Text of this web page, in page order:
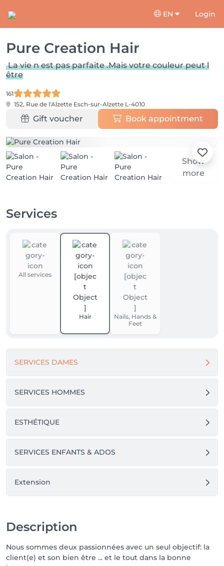
EN Login
Pure Creation Hair
La vie n est pas parfaite .Mais votre couleur peut l
être
161
152, Rue de l'Alzette Esch-sur-Alzette L-4010
Gift voucher Book appointment
Show
more
Services
All services
Hair
Nails, Hands &
Feet
SERVICES DAMES
SERVICES HOMMES
ESTHÉTIQUE
SERVICES ENFANTS & ADOS
Extension
Description
Nous sommes deux passionnées avec un seul objectif: la
client(e) et son bien être ... et le tout dans la bonne